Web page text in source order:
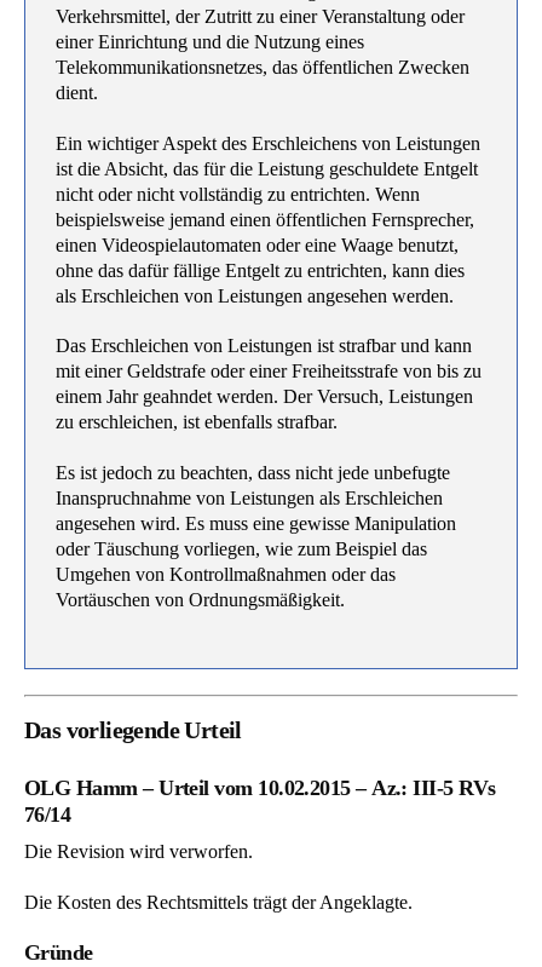
Verkehrsmittel, der Zutritt zu einer Veranstaltung oder
einer Einrichtung und die Nutzung eines
Telekommunikationsnetzes, das öffentlichen Zwecken
dient.
Ein wichtiger Aspekt des Erschleichens von Leistungen
ist die Absicht, das für die Leistung geschuldete Entgelt
nicht oder nicht vollständig zu entrichten. Wenn
beispielsweise jemand einen öffentlichen Fernsprecher,
einen Videospielautomaten oder eine Waage benutzt,
ohne das dafür fällige Entgelt zu entrichten, kann dies
als Erschleichen von Leistungen angesehen werden.
Das Erschleichen von Leistungen ist strafbar und kann
mit einer Geldstrafe oder einer Freiheitsstrafe von bis zu
einem Jahr geahndet werden. Der Versuch, Leistungen
zu erschleichen, ist ebenfalls strafbar.
Es ist jedoch zu beachten, dass nicht jede unbefugte
Inanspruchnahme von Leistungen als Erschleichen
angesehen wird. Es muss eine gewisse Manipulation
oder Täuschung vorliegen, wie zum Beispiel das
Umgehen von Kontrollmaßnahmen oder das
Vortäuschen von Ordnungsmäßigkeit.
Das vorliegende Urteil
OLG Hamm – Urteil vom 10.02.2015 – Az.: III-5 RVs
76/14
Die Revision wird verworfen.
Die Kosten des Rechtsmittels trägt der Angeklagte.
Gründe